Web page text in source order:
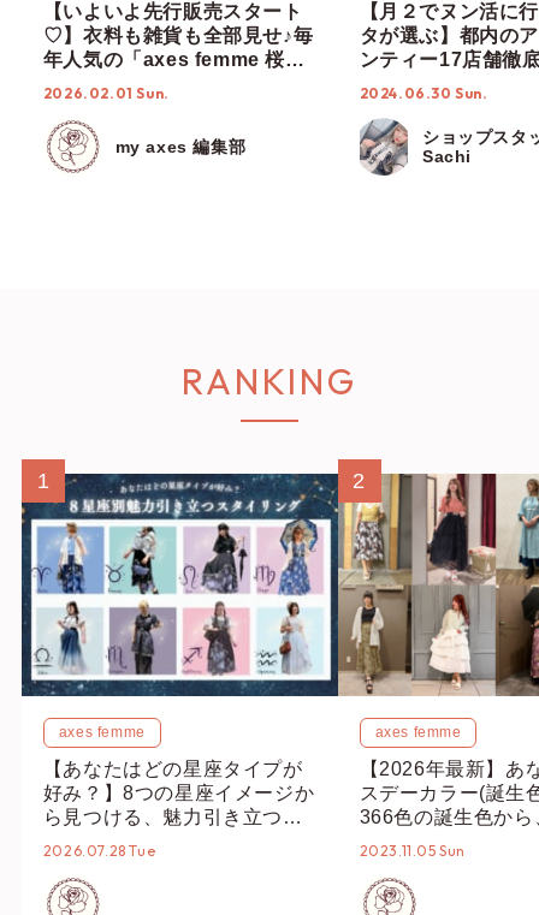
【いよいよ先行販売スタート
♡】衣料も雑貨も全部見せ♪毎
年人気の「axes femme 桜シ
リーズ」を先取りチェッ
2026.02.01 Sun.
my axes 編集部
【月２でヌン活に
タが選ぶ】都内の
ンティー17店舗徹
度なし！【ショッ
2024.06.30 Sun.
ショップスタ
Sachi
RANKING
1
axes femme
【あなたはどの星座タイプが
好み？】8つの星座イメージか
ら見つける、魅力引き立つス
タイリング♡
2026.07.28 Tue
2
axes femme
【2026年最新】あ
スデーカラー(誕生
366色の誕生色から
誕生色、バースデ
2023.11.05 Sun